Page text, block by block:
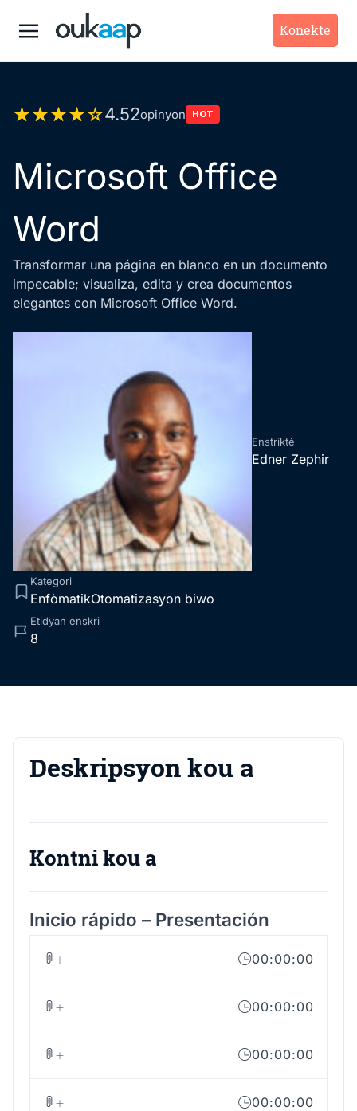
Konekte
4.52opinyon HOT
Microsoft Office
Word
Transformar una página en blanco en un documento
impecable; visualiza, edita y crea documentos
elegantes con Microsoft Office Word.
Enstriktè
Edner Zephir
Kategori
EnfòmatikOtomatizasyon biwo
Etidyan enskri
8
Deskripsyon kou a
Kontni kou a
Inicio rápido – Presentación
00:00:00
00:00:00
00:00:00
00:00:00